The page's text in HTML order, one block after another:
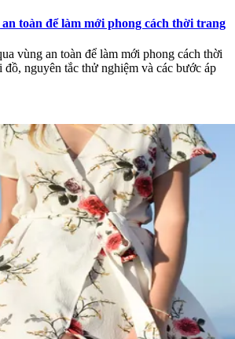
toàn để làm mới phong cách thời trang
vùng an toàn để làm mới phong cách thời
nguyên tắc thử nghiệm và các bước áp